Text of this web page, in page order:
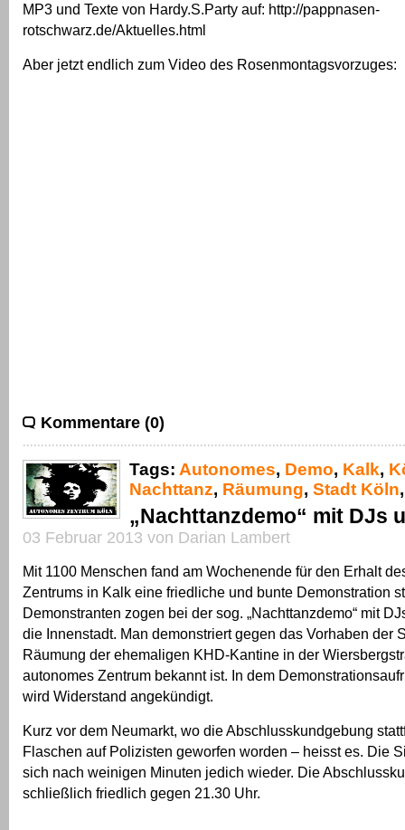
MP3 und Texte von Hardy.S.Party auf: http://pappnasen-
rotschwarz.de/Aktuelles.html
Aber jetzt endlich zum Video des Rosenmontagsvorzuges:
Kommentare (0)
Tags: Autonomes, Demo, Kalk,
Nachttanz, Räumung, Stadt Köln
„Nachttanzdemo“ mit DJs
03 Februar 2013 von Darian Lambert
Mit 1100 Menschen fand am Wochenende für den Erhalt
Zentrums in Kalk eine friedliche und bunte Demonstration
Demonstranten zogen bei der sog. „Nachttanzdemo“ mit
die Innenstadt. Man demonstriert gegen das Vorhaben der
Räumung der ehemaligen KHD-Kantine in der
autonomes Zentrum bekannt ist. In dem
wird Widerstand angekündigt.
Kurz vor dem Neumarkt, wo die Abschlusskundgebung
Flaschen auf Polizisten geworfen worden – heisst es. Die
sich nach weinigen Minuten jedich wieder. Die
schließlich friedlich gegen 21.30 Uhr.